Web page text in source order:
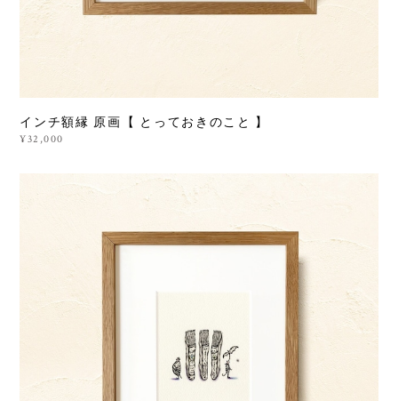
インチ額縁 原画【 とっておきのこと 】
¥32,000